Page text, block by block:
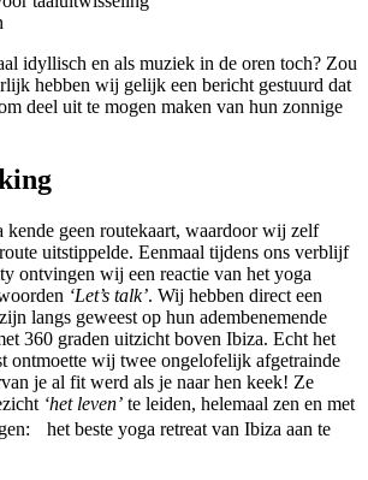
idyllisch en als muziek in de oren toch? Zou
hebben wij gelijk een bericht gestuurd dat
deel uit te mogen maken van hun zonnige
kende geen routekaart, waardoor wij zelf
uitstippelde. Eenmaal tijdens ons verblijf
ontvingen wij een reactie van het yoga
‘Let’s talk’. Wij hebben direct een
langs geweest op hun adembenemende
360 graden uitzicht boven Ibiza. Echt het
ontmoette wij twee ongelofelijk afgetrainde
je al fit werd als je naar hen keek! Ze
‘het leven’ te leiden, helemaal zen en met
het beste yoga retreat van Ibiza aan te